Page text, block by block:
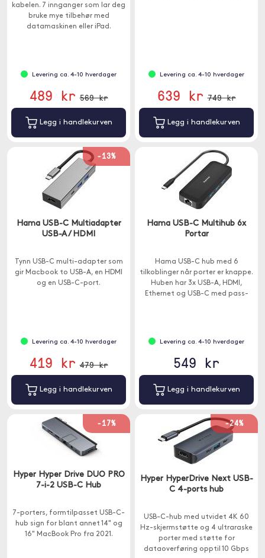
kabelen. 7 innganger som lar deg
bruke mye tilbehør med
datamaskinen eller iPad.
Levering ca. 4-10 hverdager
489 kr 569 kr
Legg i handlekurven
Levering ca. 4-10 hverdager
639 kr 749 kr
Legg i handlekurven
-13%
Hama USB-C Multiadapter
USB-A / HDMI
Tynn USB-C multi-adapter som
gir Macbook to USB-A, en HDMI
og en USB-C-port.
Levering ca. 4-10 hverdager
419 kr 479 kr
Legg i handlekurven
Hama USB-C Multihub 6x
Portar
Hama USB-C hub med 6
tilkoblinger når porter er knappe.
Huben har 3x USB-A, HDMI,
Ethernet og USB-C med pass-
Levering ca. 4-10 hverdager
549 kr
Legg i handlekurven
-17%
Hyper Hyper Drive DUO PRO
7-i-2 USB-C Hub
7-porters, formtilpasset USB-C-
hub sign for blant annet 14" og
16" MacBook Pro fra 2021.
-24%
Hyper HyperDrive Next USB-
C 4-ports hub
USB-C-hub med utvidet 4K 60
Hz-skjermstøtte og 4 ultraraske
porter med støtte for
dataoverføring opptil 10 Gbps